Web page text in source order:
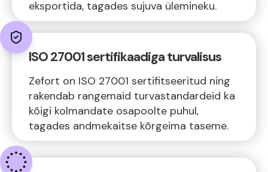
eksportida, tagades sujuva ülemineku.
ISO 27001 sertifikaadiga turvalisus
Zefort on ISO 27001 sertifitseeritud ning
rakendab rangemaid turvastandardeid ka
kõigi kolmandate osapoolte puhul,
tagades andmekaitse kõrgeima taseme.